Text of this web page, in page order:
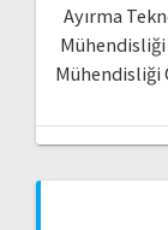
Ayırma
Mühendisliği
Mühendisliği